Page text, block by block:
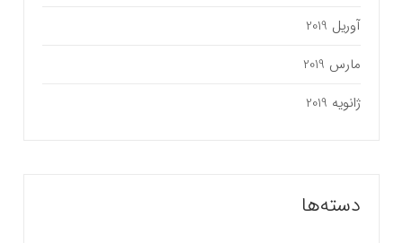
آوریل 2019
مارس 2019
ژانویه 2019
دسته‌ها